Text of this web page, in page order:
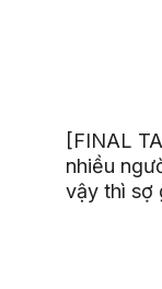
[FINAL
nhiều
vậy thì sợ